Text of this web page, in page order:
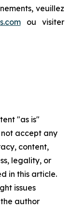
veuillez
ou visiter
"as is"
accept any
content,
legality, or
in this article.
issues
author